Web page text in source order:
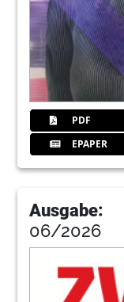
41 Titel
Leistungen
Zfcard
44 Urteil
PDF
EPAPER
Ausgabe:
06/2026